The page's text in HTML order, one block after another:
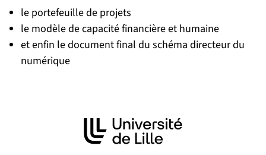
le portefeuille de projets
le modèle de capacité financière et humaine
et enfin le document final du schéma directeur du
numérique